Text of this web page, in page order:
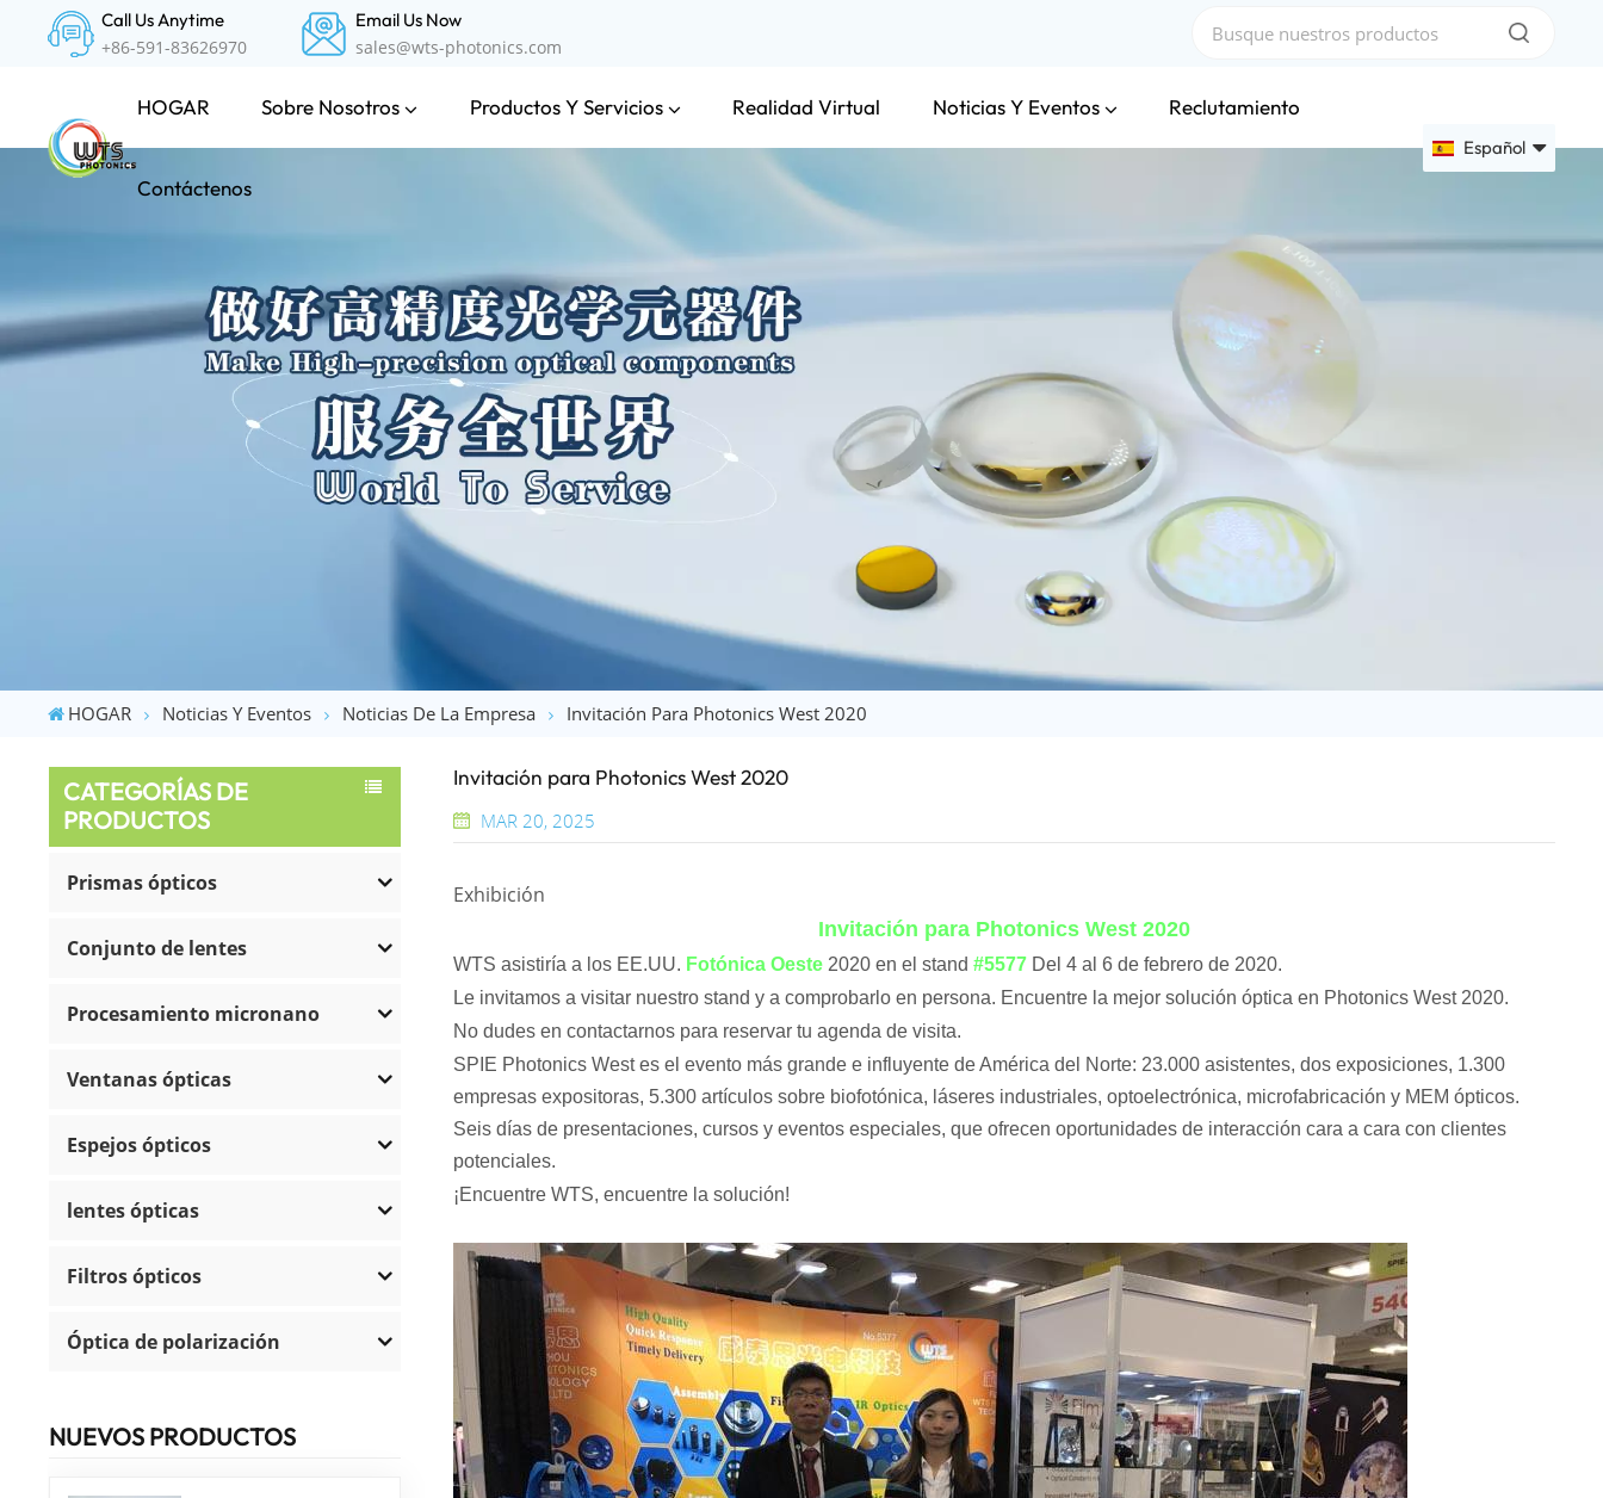
Call Us Anytime
+86-591-83626970
Email Us Now
sales@wts-photonics.com
HOGAR Sobre Nosotros Productos Y Servicios Realidad Virtual Noticias Y Eventos Reclutamiento
Contáctenos
Español
English
Français
HOGAR Noticias Y Eventos Noticias De La Empresa Invitación Para Photonics West 2020
CATEGORÍAS DE
PRODUCTOS
Prismas ópticos
Conjunto de lentes
Procesamiento micronano
Ventanas ópticas
Espejos ópticos
lentes ópticas
Filtros ópticos
Óptica de polarización
NUEVOS PRODUCTOS
Invitación para Photonics West 2020
MAR 20, 2025
Exhibición
Invitación para Photonics West 2020
WTS asistiría a los EE.UU. Fotónica Oeste2020 en el stand #5577Del 4 al 6 de febrero de 2020.
Le invitamos a visitar nuestro stand y a comprobarlo en persona. Encuentre la mejor solución óptica en Photonics West 2020.
No dudes en contactarnos para reservar tu agenda de visita.
SPIE Photonics West es el evento más grande e influyente de América del Norte: 23.000 asistentes, dos exposiciones, 1.300
empresas expositoras, 5.300 artículos sobre biofotónica, láseres industriales, optoelectrónica, microfabricación y MEM ópticos.
Seis días de presentaciones, cursos y eventos especiales, que ofrecen oportunidades de interacción cara a cara con clientes
potenciales.
¡Encuentre WTS, encuentre la solución!